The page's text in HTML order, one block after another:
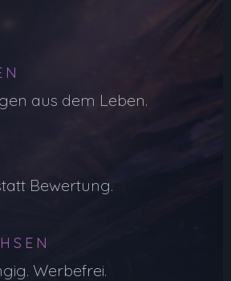
aus dem Leben.
Bewertung.
Werbefrei.